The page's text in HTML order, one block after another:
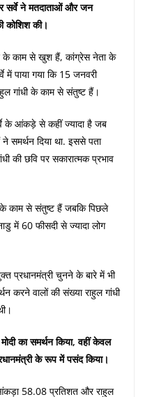
सर्वे ने मतदाताओं और जन
कोशिश की।
के काम से खुश हैं, कांग्रेस नेता के
में पाया गया कि 15 जनवरी
गांधी के काम से संतुष्ट हैं।
के आंकड़े से कहीं ज्यादा है जब
समर्थन दिया था. इससे पता
की छवि पर सकारात्मक प्रभाव
के काम से संतुष्ट हैं जबकि पिछले
में 60 फीसदी से ज्यादा लोग
प्रधानमंत्री चुनने के बारे में भी
करने वालों की संख्या राहुल गांधी
का समर्थन किया, वहीं केवल
के रूप में पसंद किया।
58.08 प्रतिशत और राहुल